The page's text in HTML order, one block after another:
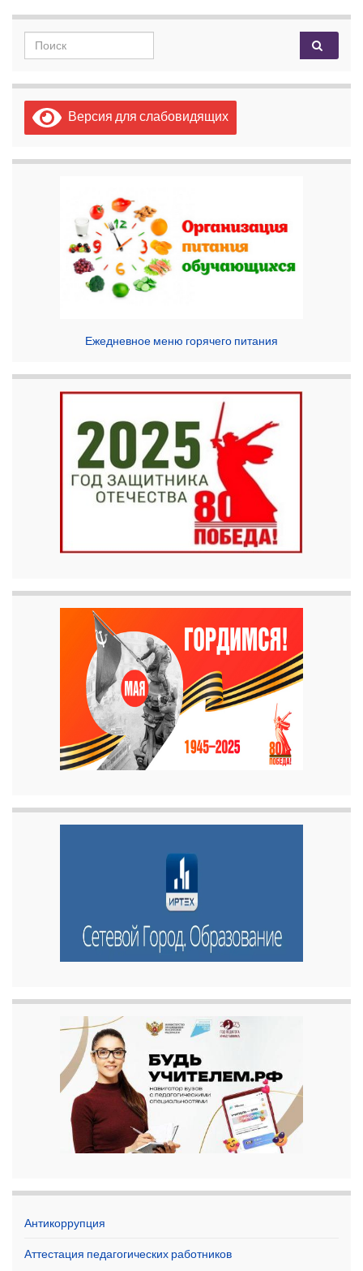
Search for:
Версия для слабовидящих
Ежедневное меню горячего питания
Антикоррупция
Аттестация педагогических работников